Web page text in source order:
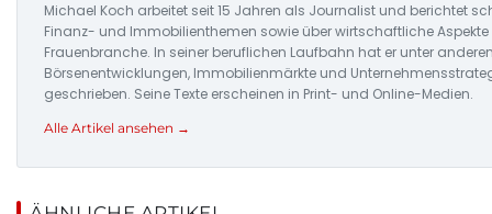
Michael Koch arbeitet seit 15 Jahren als Journalist und berichtet
Finanz- und Immobilienthemen sowie über wirtschaftliche
Frauenbranche. In seiner beruflichen Laufbahn hat er unter
Börsenentwicklungen, Immobilienmärkte und
geschrieben. Seine Texte erscheinen in Print- und Online-Medien.
Alle Artikel ansehen →